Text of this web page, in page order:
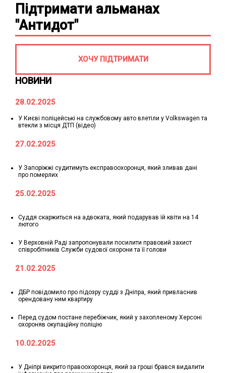
НОВИНИ
28.02.2025
У Києві поліцейські на службовому авто влетіли у Volkswagen та
втекли з місця ДТП (відео)
27.02.2025
У Запоріжжі судитимуть експравоохоронця, який зливав дані
про померлих
25.02.2025
Суддя скаржиться на адвоката, який подарував їй квіти на 14
лютого
У Верховній Раді запропонували посилити правовий захист
співробітників Служби судової охорони та її голови
21.02.2025
ДБР повідомило про підозру судді з Дніпра, який привласнив
орендовану ним квартиру
Перед судом постане перебіжчик, який у захопленому Херсоні
охороняв окупаційну поліцію
10.02.2025
У Дніпрі викрито правоохоронця, який за гроші брався видалити
Підтримати альманах
"Антидот"
ХОЧУ ПІДТРИМАТИ